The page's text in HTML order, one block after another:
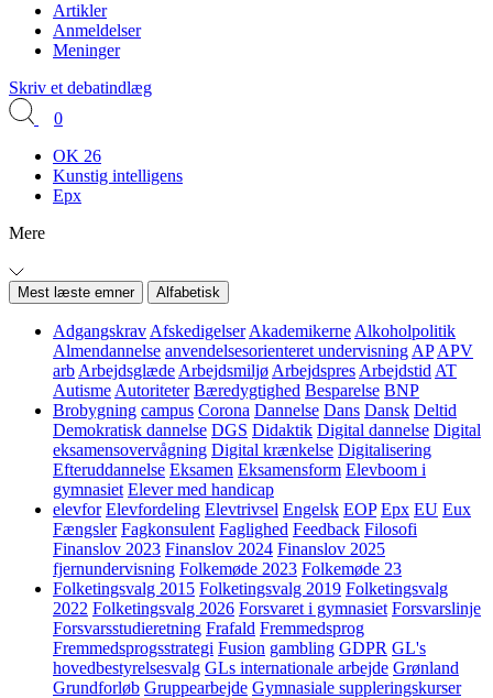
Artikler
Anmeldelser
Meninger
Skriv et debatindlæg
0
OK 26
Kunstig intelligens
Epx
Mere
Mest læste emner Alfabetisk
Adgangskrav Afskedigelser Akademikerne Alkoholpolitik
Almendannelse anvendelsesorienteret undervisning AP APV
arb Arbejdsglæde Arbejdsmiljø Arbejdspres Arbejdstid AT
Autisme Autoriteter Bæredygtighed Besparelse BNP
Brobygning campus Corona Dannelse Dans Dansk Deltid
Demokratisk dannelse DGS Didaktik Digital dannelse Digital
eksamensovervågning Digital krænkelse Digitalisering
Efteruddannelse Eksamen Eksamensform Elevboom i
gymnasiet Elever med handicap
elevfor Elevfordeling Elevtrivsel Engelsk EOP Epx EU Eux
Fængsler Fagkonsulent Faglighed Feedback Filosofi
Finanslov 2023 Finanslov 2024 Finanslov 2025
fjernundervisning Folkemøde 2023 Folkemøde 23
Folketingsvalg 2015 Folketingsvalg 2019 Folketingsvalg
2022 Folketingsvalg 2026 Forsvaret i gymnasiet Forsvarslinje
Forsvarsstudieretning Frafald Fremmedsprog
Fremmedsprogsstrategi Fusion gambling GDPR GL's
hovedbestyrelsesvalg GLs internationale arbejde Grønland
Grundforløb Gruppearbejde Gymnasiale suppleringskurser